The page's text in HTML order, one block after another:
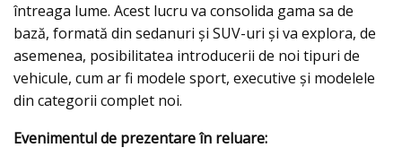
întreaga lume. Acest lucru va consolida gama sa de
bază, formată din sedanuri şi SUV-uri și va explora, de
asemenea, posibilitatea introducerii de noi tipuri de
vehicule, cum ar fi modele sport, executive și modelele
din categorii complet noi.
Evenimentul de prezentare în reluare: